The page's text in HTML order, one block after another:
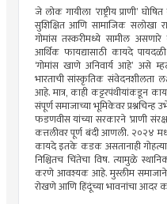
जे लोक गायीला ‘राष्ट्रीय प्राणी’
सुशिक्षित आणि सामाजिक सलोखा
गोमांस तस्करीमध्ये सामील असणारे
आर्थिक फायद्यासाठी कायदे
‘गोमांस खाणे अनिवार्य आहे’ असे
भारताची सांस्कृतिक संवेदनशीलता
आहे. मात्र, काही कट्टरपंथीयांकडून
संपूर्ण समाजाच्या भूमिकेवर प्रश्नचिन्ह
फडणवीस यांच्या सरकारने ‘प्राणी
कत्तलीवर पूर्ण बंदी आणली. २०२४
कायदे इतके कडक असतानाही
निश्चितच चिंतेचा विष. त्यामुळे
करणे आवश्यक आहे. मुस्लीम समाजाने
रोखणे आणि हिंदूंच्या भावनांचा आदर